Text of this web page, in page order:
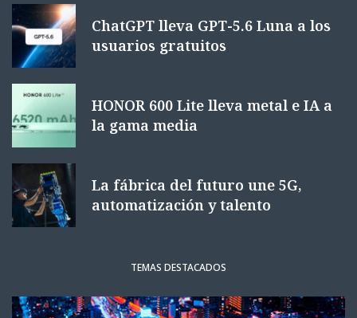
ChatGPT lleva GPT-5.6 Luna a los
usuarios gratuitos
HONOR 600 Lite lleva metal e IA a
la gama media
La fábrica del futuro une 5G,
automatización y talento
TEMAS DESTACADOS